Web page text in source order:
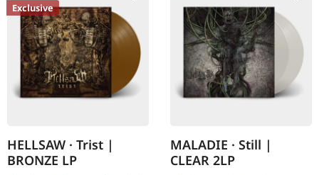
Exclusive
HELLSAW · Trist |
BRONZE LP
MALADIE · Still |
CLEAR 2LP